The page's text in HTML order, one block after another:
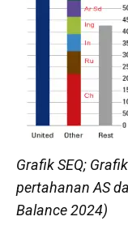
Grafik SEQ;
pertahanan AS
Balance 2024)